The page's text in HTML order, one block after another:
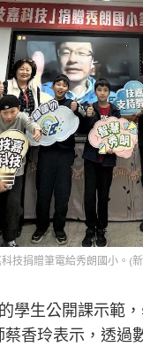
技捐贈筆電給秀朗國小。(
學生公開課示範
香玲表示，透